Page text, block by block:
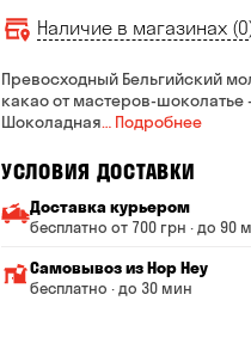
Наличие в магазинах
Превосходный Бельгийский
какао от мастеров-шоколатье
Шоколадная… Подробнее
УСЛОВИЯ ДОСТАВКИ
Доставка курьером
бесплатно от 700 грн · до 90
Минимальная сумма
Стоимость доставки
Самовывоз из Hop Hey
бесплатно · до 30 мин